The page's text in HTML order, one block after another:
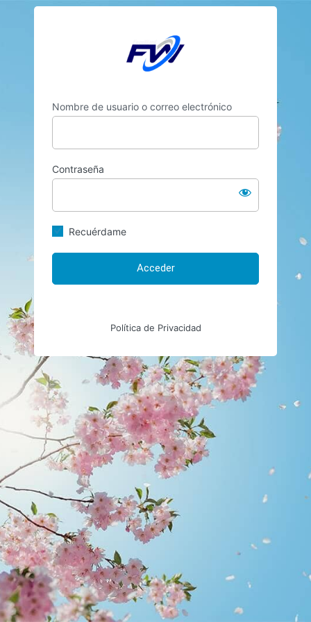
Acceder
Nombre de usuario o correo electrónico
Contraseña
Recuérdame
Política de Privacidad